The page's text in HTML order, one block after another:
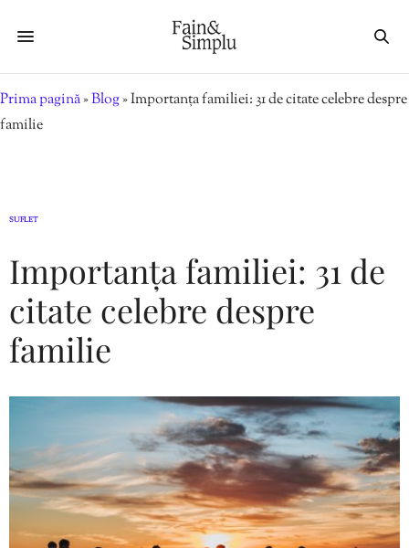
Prima pagină»Blog»Importanța familiei: 31 de citate celebre despre
familie
SUFLET
Importanța familiei: 31 de
citate celebre despre
familie